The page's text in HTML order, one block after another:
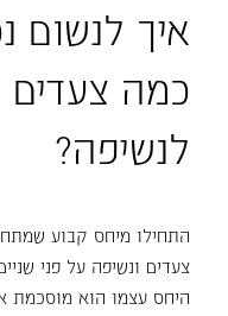
איך לנשום
כמה
לנשיפה?
התחילו מיחס קבוע
צעדים ונשיפה על פני
היחס עצמו הוא מוסכמת